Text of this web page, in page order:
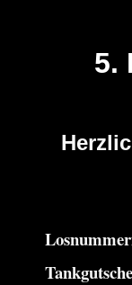
5.